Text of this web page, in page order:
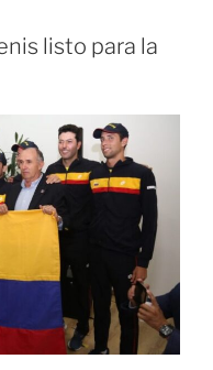
listo para la